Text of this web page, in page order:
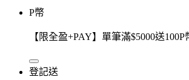
P幣
【限全盈+PAY】單筆滿$5000送100P
登記送